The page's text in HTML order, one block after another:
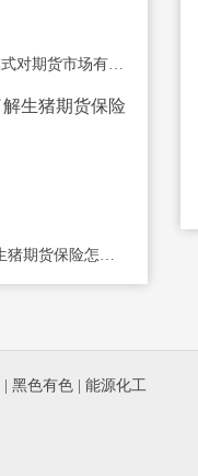
保险+期货模式对期货市场有哪些影响？
五分钟了解生猪期货保险怎么购买
黑色有色 能源化工